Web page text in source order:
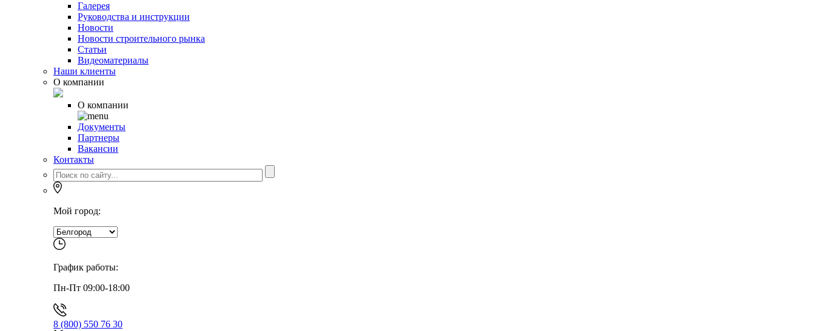
Галерея
Руководства и инструкции
Новости
Новости строительного рынка
Статьи
Видеоматериалы
Наши клиенты
О компании
О компании
Документы
Партнеры
Вакансии
Контакты
Мой город:
График работы:
Пн-Пт 09:00-18:00
8 (800) 550 76 30